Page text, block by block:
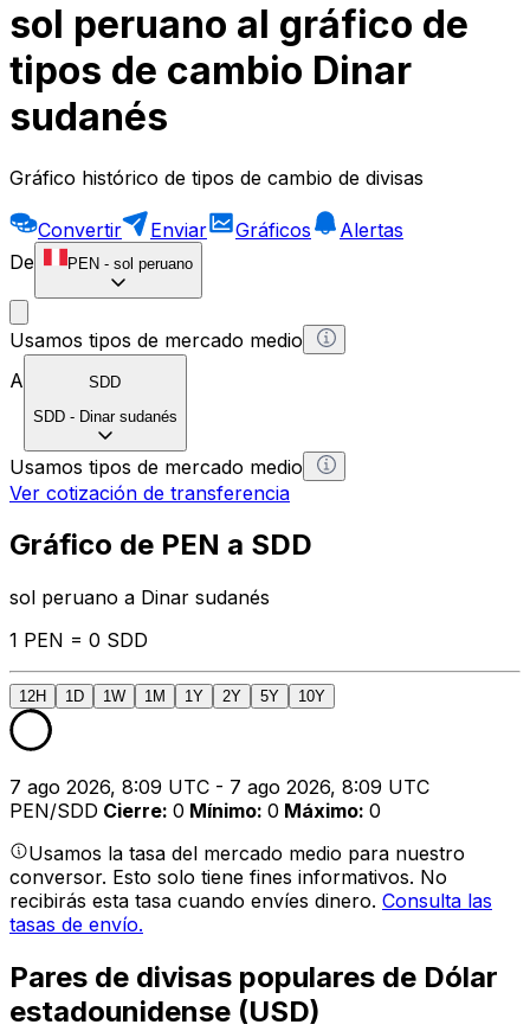
sol peruano al gráfico de
tipos de cambio Dinar
sudanés
Gráfico histórico de tipos de cambio de divisas
Convertir Enviar Gráficos
Alertas
De
PEN - sol peruano
Usamos tipos de mercado medio
A
SDD
SDD - Dinar sudanés
Usamos tipos de mercado medio
Ver cotización de transferencia
Gráfico de PEN a SDD
sol peruano a Dinar sudanés
1 PEN = 0 SDD
12H 1D 1W 1M 1Y 2Y 5Y 10Y
7 ago 2026, 8:09 UTC - 7 ago 2026, 8:09 UTC
PEN/SDD Cierre: 0 Mínimo: 0 Máximo: 0
Usamos la tasa del mercado medio para nuestro
conversor. Esto solo tiene fines informativos. No
recibirás esta tasa cuando envíes dinero. Consulta las
tasas de envío.
Pares de divisas populares de Dólar
estadounidense (USD)